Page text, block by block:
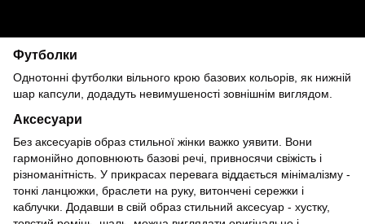
Футболки
Однотонні футболки вільного крою базових кольорів, як нижній
шар капсули, додадуть невимушеності зовнішнім виглядом.
Аксесуари
Без аксесуарів образ стильної жінки важко уявити. Вони
гармонійно доповнюють базові речі, привносячи свіжість і
різноманітність. У прикрасах перевага віддається мінімалізму -
тонкі ланцюжки, браслети на руку, витончені сережки і
каблучки. Додавши в свій образ стильний аксесуар - хустку,